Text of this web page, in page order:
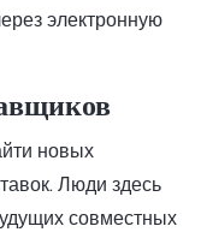
электронную
новых
Люди здесь
совместных